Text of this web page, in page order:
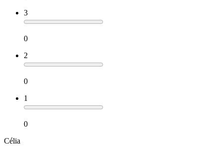
3
0
2
0
1
0
Célia